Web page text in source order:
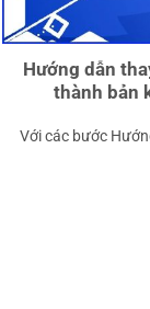
Hướng dẫn
thành bản
Với các bước